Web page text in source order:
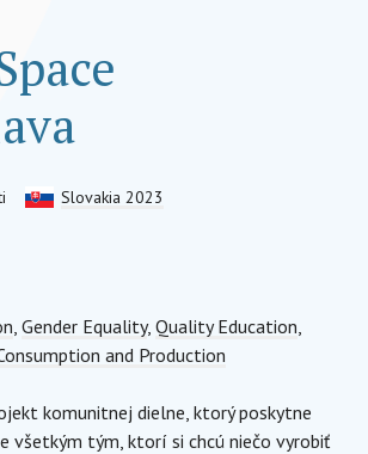
Slovakia 2023
, Gender Equality, Quality Education,
and Production
komunitnej dielne, ktorý poskytne
všetkým tým, ktorí si chcú niečo vyrobiť